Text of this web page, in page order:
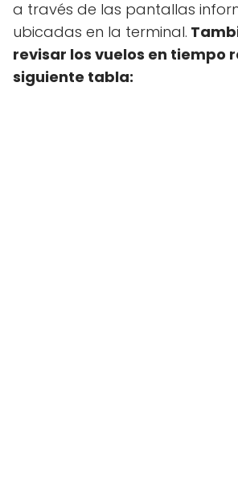
a través de las pantallas
ubicadas en la terminal.
revisar los vuelos en tiempo
siguiente tabla: